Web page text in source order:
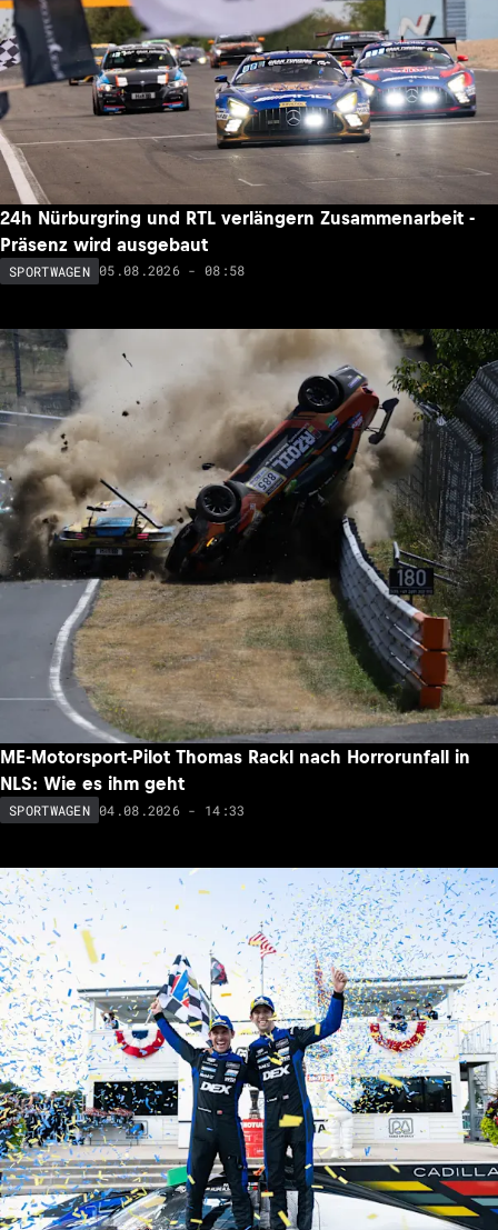
24h Nürburgring und RTL verlängern Zusammenarbeit -
Präsenz wird ausgebaut
SPORTWAGEN 05.08.2026 - 08:58
ME-Motorsport-Pilot Thomas Rackl nach Horrorunfall in
NLS: Wie es ihm geht
SPORTWAGEN 04.08.2026 - 14:33